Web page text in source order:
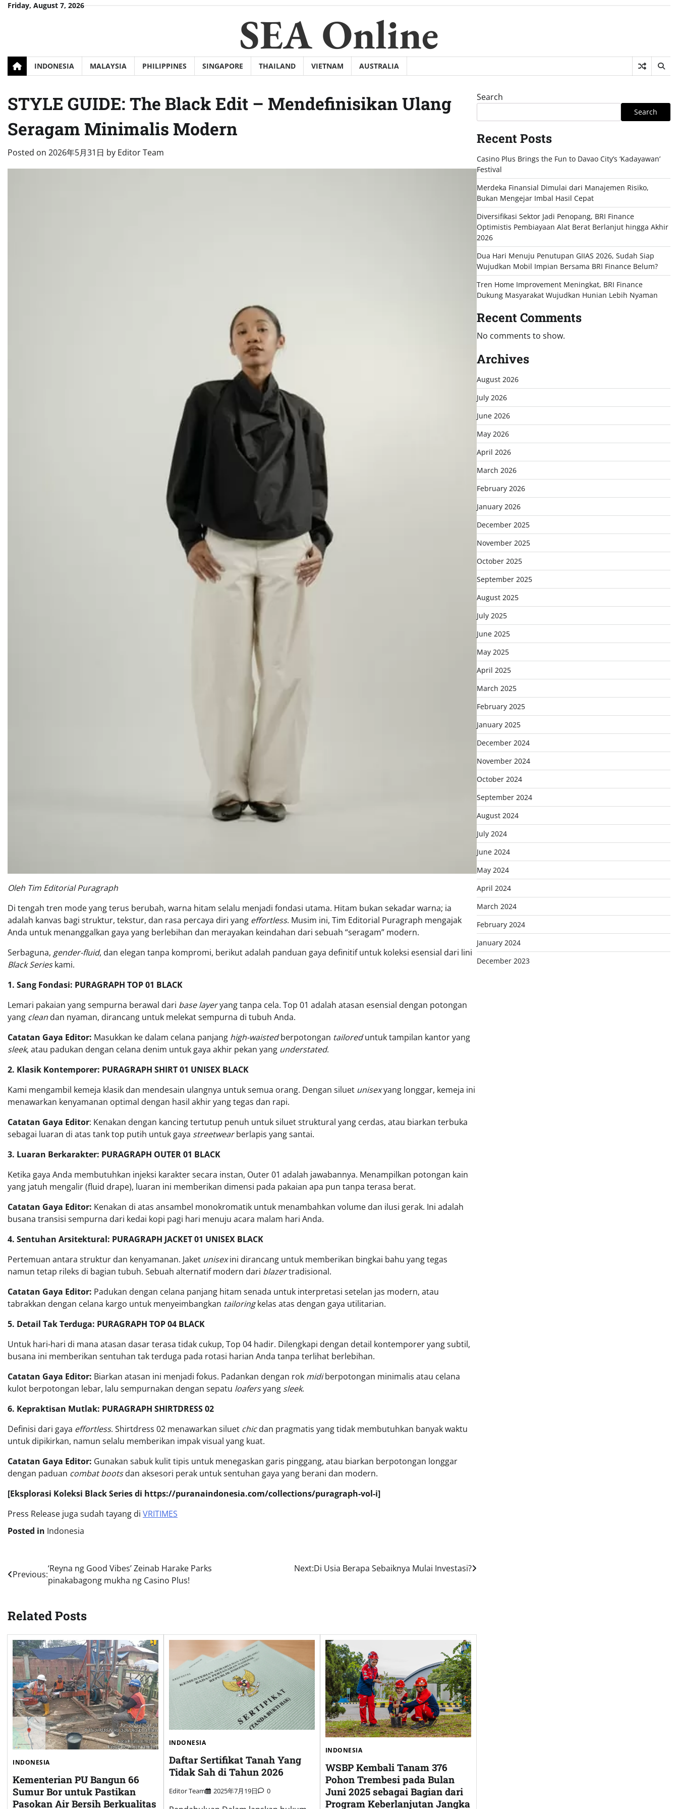
SkipFriday, August 7, 2026
SEA Online
INDONESIA MALAYSIA PHILIPPINES SINGAPORE THAILAND VIETNAM AUSTRALIA
STYLE GUIDE: The Black Edit – Mendefinisikan Ulang
Seragam Minimalis Modern
Posted on 2026年5月31日 by Editor Team
Oleh Tim Editorial Puragraph
Di tengah tren mode yang terus berubah, warna hitam selalu menjadi fondasi utama. Hitam bukan sekadar warna; ia
adalah kanvas bagi struktur, tekstur, dan rasa percaya diri yang effortless. Musim ini, Tim Editorial Puragraph mengajak
Anda untuk menanggalkan gaya yang berlebihan dan merayakan keindahan dari sebuah “seragam” modern.
Serbaguna, gender-fluid, dan elegan tanpa kompromi, berikut adalah panduan gaya definitif untuk koleksi esensial dari lini
Black Serieskami.
1. Sang Fondasi: PURAGRAPH TOP 01 BLACK
Lemari pakaian yang sempurna berawal dari base layeryang tanpa cela. Top 01 adalah atasan esensial dengan potongan
yang clean dan nyaman, dirancang untuk melekat sempurna di tubuh Anda.
Catatan Gaya Editor: Masukkan ke dalam celana panjang high-waistedberpotongan tailoreduntuk tampilan kantor yang
sleek, atau padukan dengan celana denim untuk gaya akhir pekan yang understated.
2. Klasik Kontemporer: PURAGRAPH SHIRT 01 UNISEX BLACK
Kami mengambil kemeja klasik dan mendesain ulangnya untuk semua orang. Dengan siluet unisexyang longgar, kemeja ini
menawarkan kenyamanan optimal dengan hasil akhir yang tegas dan rapi.
Catatan Gaya Editor: Kenakan dengan kancing tertutup penuh untuk siluet struktural yang cerdas, atau biarkan terbuka
sebagai luaran di atas tank top putih untuk gaya streetwearberlapis yang santai.
3. Luaran Berkarakter: PURAGRAPH OUTER 01 BLACK
Ketika gaya Anda membutuhkan injeksi karakter secara instan, Outer 01 adalah jawabannya. Menampilkan potongan kain
yang jatuh mengalir (fluid drape), luaran ini memberikan dimensi pada pakaian apa pun tanpa terasa berat.
Catatan Gaya Editor: Kenakan di atas ansambel monokromatik untuk menambahkan volume dan ilusi gerak. Ini adalah
busana transisi sempurna dari kedai kopi pagi hari menuju acara malam hari Anda.
4. Sentuhan Arsitektural: PURAGRAPH JACKET 01 UNISEX BLACK
Pertemuan antara struktur dan kenyamanan. Jaket unisexini dirancang untuk memberikan bingkai bahu yang tegas
namun tetap rileks di bagian tubuh. Sebuah alternatif modern dari blazertradisional.
Catatan Gaya Editor: Padukan dengan celana panjang hitam senada untuk interpretasi setelan jas modern, atau
tabrakkan dengan celana kargo untuk menyeimbangkan tailoringkelas atas dengan gaya utilitarian.
5. Detail Tak Terduga: PURAGRAPH TOP 04 BLACK
Untuk hari-hari di mana atasan dasar terasa tidak cukup, Top 04 hadir. Dilengkapi dengan detail kontemporer yang subtil,
busana ini memberikan sentuhan tak terduga pada rotasi harian Anda tanpa terlihat berlebihan.
Catatan Gaya Editor: Biarkan atasan ini menjadi fokus. Padankan dengan rok midiberpotongan minimalis atau celana
kulot berpotongan lebar, lalu sempurnakan dengan sepatu loafersyang sleek.
6. Kepraktisan Mutlak: PURAGRAPH SHIRTDRESS 02
Definisi dari gaya effortless. Shirtdress 02 menawarkan siluet chicdan pragmatis yang tidak membutuhkan banyak waktu
untuk dipikirkan, namun selalu memberikan impak visual yang kuat.
Catatan Gaya Editor: Gunakan sabuk kulit tipis untuk menegaskan garis pinggang, atau biarkan berpotongan longgar
dengan paduan combat bootsdan aksesori perak untuk sentuhan gaya yang berani dan modern.
[Eksplorasi Koleksi Black Series di https://puranaindonesia.com/collections/puragraph-vol-i]
Press Release juga sudah tayang di VRITIMES
Posted in Indonesia
Post
navigation
Previous:
‘Reyna ng Good Vibes’ Zeinab Harake Parks
pinakabagong mukha ng Casino Plus!
Next:Di Usia Berapa Sebaiknya Mulai Investasi?
Related Posts
INDONESIA
Kementerian PU Bangun 66
Sumur Bor untuk Pastikan
Pasokan Air Bersih Berkualitas
INDONESIA
Daftar Sertifikat Tanah Yang
Tidak Sah di Tahun 2026
Editor Team 2025年7月19日 0
INDONESIA
WSBP Kembali Tanam 376
Pohon Trembesi pada Bulan
Juni 2025 sebagai Bagian dari
Program Keberlanjutan Jangka
Search
Search
Recent Posts
Casino Plus Brings the Fun to Davao City’s ‘Kadayawan’
Festival
Merdeka Finansial Dimulai dari Manajemen Risiko,
Bukan Mengejar Imbal Hasil Cepat
Diversifikasi Sektor Jadi Penopang, BRI Finance
Optimistis Pembiayaan Alat Berat Berlanjut hingga Akhir
2026
Dua Hari Menuju Penutupan GIIAS 2026, Sudah Siap
Wujudkan Mobil Impian Bersama BRI Finance Belum?
Tren Home Improvement Meningkat, BRI Finance
Dukung Masyarakat Wujudkan Hunian Lebih Nyaman
Recent Comments
No comments to show.
Archives
August 2026
July 2026
June 2026
May 2026
April 2026
March 2026
February 2026
January 2026
December 2025
November 2025
October 2025
September 2025
August 2025
July 2025
June 2025
May 2025
April 2025
March 2025
February 2025
January 2025
December 2024
November 2024
October 2024
September 2024
August 2024
July 2024
June 2024
May 2024
April 2024
March 2024
February 2024
January 2024
December 2023